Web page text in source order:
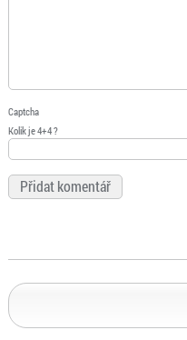
Captcha
Kolik je 4+4 ?